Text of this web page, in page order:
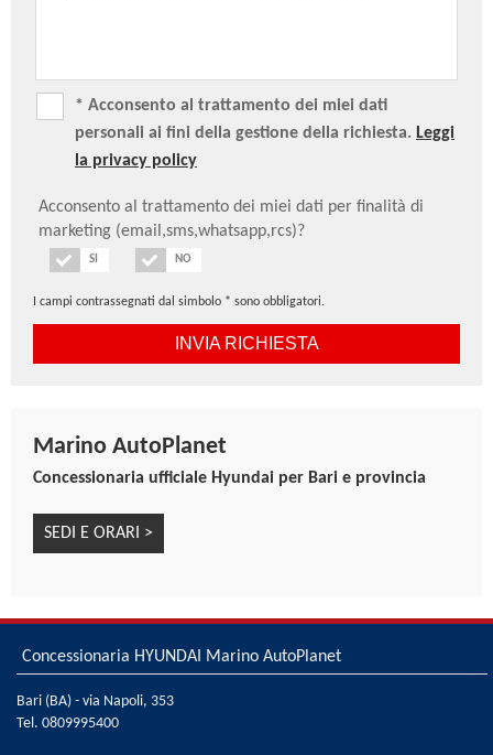
* Acconsento al trattamento dei miei dati
personali ai fini della gestione della richiesta. Leggi
la privacy policy
Acconsento al trattamento dei miei dati per finalità di
marketing (email,sms,whatsapp,rcs)?
SI NO
I campi contrassegnati dal simbolo * sono obbligatori.
Marino AutoPlanet
Concessionaria ufficiale Hyundai per Bari e provincia
SEDI E ORARI >
Concessionaria HYUNDAI Marino AutoPlanet
Bari (BA) - via Napoli, 353
Tel. 0809995400